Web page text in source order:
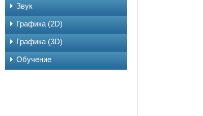
Звук
Графика (2D)
Графика (3D)
Обучение